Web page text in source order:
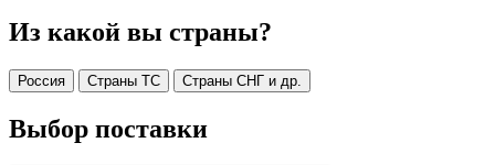
Из какой вы страны?
Россия Страны ТС Страны СНГ и др.
Выбор поставки